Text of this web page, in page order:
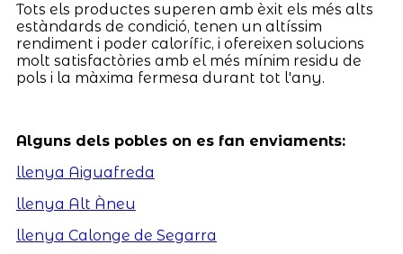
Tots els productes superen amb èxit els més alts
estàndards de condició, tenen un altíssim
rendiment i poder calorífic, i ofereixen solucions
molt satisfactòries amb el més mínim residu de
pols i la màxima fermesa durant tot l'any.
Alguns dels pobles on es fan enviaments:
llenya Aiguafreda
llenya Alt Àneu
llenya Calonge de Segarra